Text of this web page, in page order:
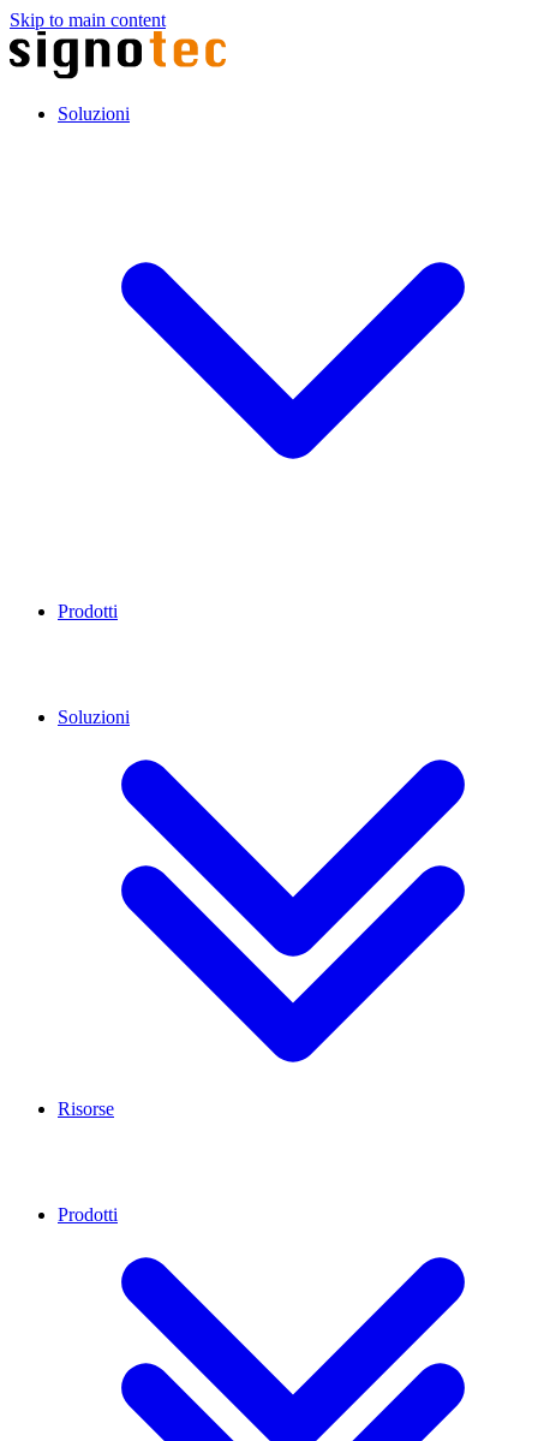
Skip to main content
Soluzioni
Prodotti
Risorse
Soluzioni
Prodotti